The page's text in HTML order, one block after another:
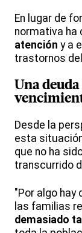
En lugar de
normativa ha
atención y a
trastornos
Una
Desde la
esta
que no ha
transcurrido
"Por algo hay
las familias
demasiado